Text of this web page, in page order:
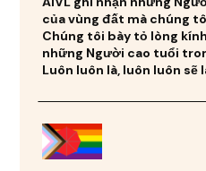
của vùng đất mà chúng
Chúng tôi bày tỏ lòng
những Người cao tuổi
Luôn luôn là, luôn luôn